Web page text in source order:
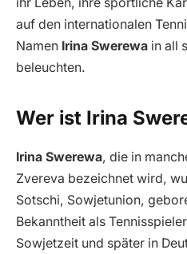
auf den internationalen
Namen Irina Swerewa in all
beleuchten.
Wer ist Irina
Irina Swerewa, die in
Zvereva bezeichnet wird,
Sotschi, Sowjetunion,
Bekanntheit als
Sowjetzeit und später in